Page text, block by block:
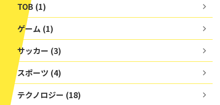
TOB (1)
ゲーム (1)
サッカー (3)
スポーツ (4)
テクノロジー (18)